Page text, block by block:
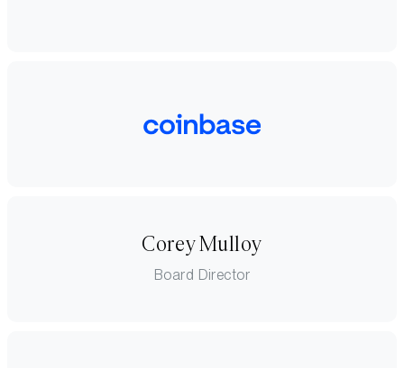
Corey Mulloy
Board Director